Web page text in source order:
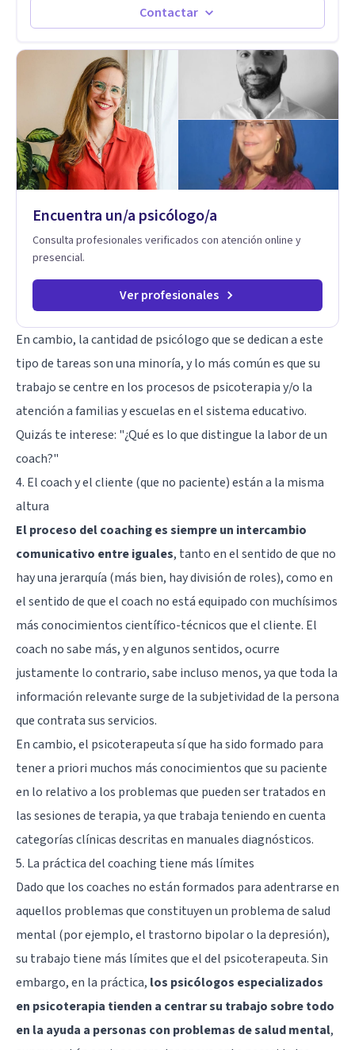
conductual e integrativo, lo que significa que utilizo técnicas
respaldadas por la evidencia científica, adaptándolas a tus
especializo en: Ansiedad y depresión Crisis vitales y
procesos de desarrollo personal Autoconocimiento y
fortalecimiento de habilidades sociales
Contactar
Encuentra un/a psicólogo/a
Consulta profesionales verificados con atención online y
presencial.
Ver profesionales
En cambio, la cantidad de psicólogo que se dedican a este
tipo de tareas son una minoría, y lo más común es que su
trabajo se centre en los procesos de psicoterapia y/o la
atención a familias y escuelas en el sistema educativo.
Quizás te interese: "¿Qué es lo que distingue la labor de un
coach?"
4. El coach y el cliente (que no paciente) están a la misma
altura
El proceso del coaching es siempre un intercambio
comunicativo entre iguales, tanto en el sentido de que no
hay una jerarquía (más bien, hay división de roles), como en
el sentido de que el coach no está equipado con muchísimos
más conocimientos científico-técnicos que el cliente. El
coach no sabe más, y en algunos sentidos, ocurre
justamente lo contrario, sabe incluso menos, ya que toda la
información relevante surge de la subjetividad de la persona
que contrata sus servicios.
En cambio, el psicoterapeuta sí que ha sido formado para
tener a priori muchos más conocimientos que su paciente
en lo relativo a los problemas que pueden ser tratados en
las sesiones de terapia, ya que trabaja teniendo en cuenta
categorías clínicas descritas en manuales diagnósticos.
5. La práctica del coaching tiene más límites
Dado que los coaches no están formados para adentrarse en
aquellos problemas que constituyen un problema de salud
mental (por ejemplo, el trastorno bipolar o la depresión),
su trabajo tiene más límites que el del psicoterapeuta. Sin
embargo, en la práctica, los psicólogos especializados
en psicoterapia tienden a centrar su trabajo sobre todo
en la ayuda a personas con problemas de salud mental,